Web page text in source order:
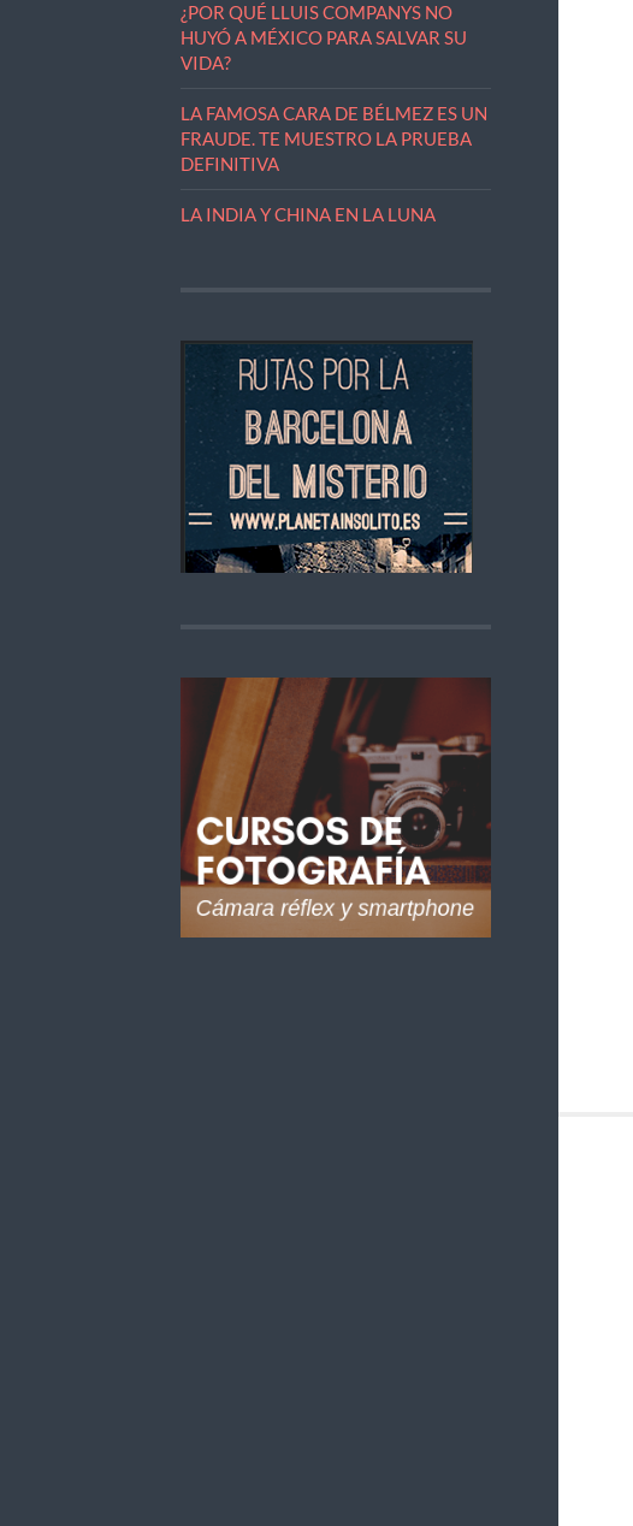
¿POR QUÉ LLUIS COMPANYS NO
HUYÓ A MÉXICO PARA SALVAR SU
VIDA?
LA FAMOSA CARA DE BÉLMEZ ES UN
FRAUDE. TE MUESTRO LA PRUEBA
DEFINITIVA
LA INDIA Y CHINA EN LA LUNA